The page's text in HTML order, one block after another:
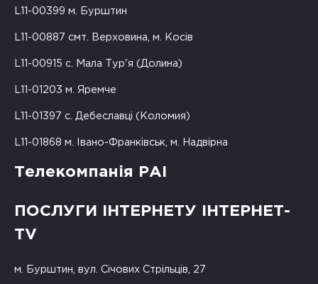
L11-00399 м. Бурштин
L11-00887 смт. Верховина, м. Косів
L11-00915 с. Мала Тур'я (Долина)
L11-01203 м. Яремче
L11-01397 с. Дебеславці (Коломия)
L11-01868 м. Івано-Франківськ, м. Надвірна
Телекомпанія РАІ
ПОСЛУГИ ІНТЕРНЕТУ ІНТЕРНЕТ-
TV
м. Бурштин, вул. Січових Стрільців, 27